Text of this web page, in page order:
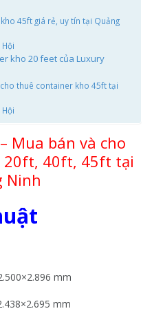
45ft giá rẻ, uy tín tại Quảng
kho 20 feet của Luxury
thuê container kho 45ft tại
Mua bán và cho
20ft, 40ft, 45ft tại
Ninh
mm
mm